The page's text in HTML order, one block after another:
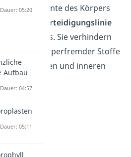
Elemente des Körpers
erste Verteidigungslinie
Sie verhindern
körperfremder Stoffe
seine äußeren und inneren
05:20
Aufbau
04:57
05:11